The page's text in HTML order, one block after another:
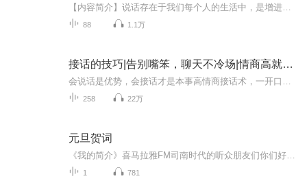
88 1.1万
接话的技巧|告别嘴笨，聊天不冷场|情商高就是会接话
258 22万
元旦贺词
1 781